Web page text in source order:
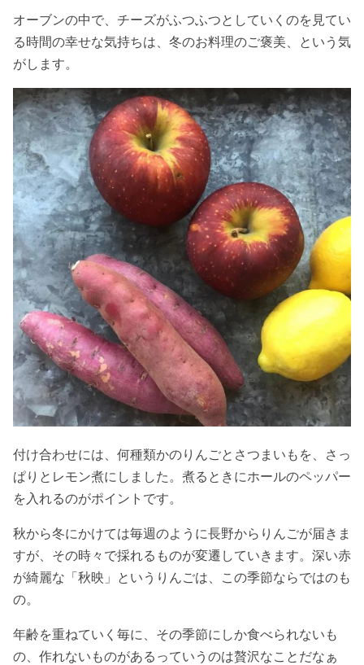
オーブンの中で、チーズがふつふつとしていくのを見てい
る時間の幸せな気持ちは、冬のお料理のご褒美、という気
がします。
付け合わせには、何種類かのりんごとさつまいもを、さっ
ぱりとレモン煮にしました。煮るときにホールのペッパー
を入れるのがポイントです。
秋から冬にかけては毎週のように長野からりんごが届きま
すが、その時々で採れるものが変遷していきます。深い赤
が綺麗な「秋映」というりんごは、この季節ならではのも
の。
年齢を重ねていく毎に、その季節にしか食べられないも
の、作れないものがあるっていうのは贅沢なことだなぁ